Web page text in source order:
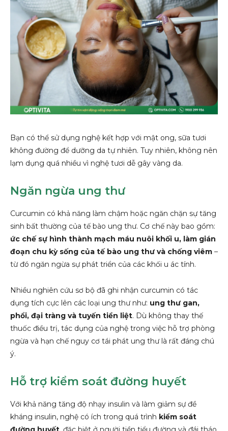
Bạn có thể sử dụng nghệ kết hợp với mật ong, sữa tươi
không đường để dưỡng da tự nhiên. Tuy nhiên, không nên
lạm dụng quá nhiều vì nghệ tươi dễ gây vàng da.
Ngăn ngừa ung thư
Curcumin có khả năng làm chậm hoặc ngăn chặn sự tăng
sinh bất thường của tế bào ung thư. Cơ chế này bao gồm:
ức chế sự hình thành mạch máu nuôi khối u, làm gián
đoạn chu kỳ sống của tế bào ung thư và chống viêm –
từ đó ngăn ngừa sự phát triển của các khối u ác tính.
Nhiều nghiên cứu sơ bộ đã ghi nhận curcumin có tác
dụng tích cực lên các loại ung thư như: ung thư gan,
phổi, đại tràng và tuyến tiền liệt. Dù không thay thế
thuốc điều trị, tác dụng của nghệ trong việc hỗ trợ phòng
ngừa và hạn chế nguy cơ tái phát ung thư là rất đáng chú
ý.
Hỗ trợ kiểm soát đường huyết
Với khả năng tăng độ nhạy insulin và làm giảm sự đề
kháng insulin, nghệ có ích trong quá trình kiểm soát